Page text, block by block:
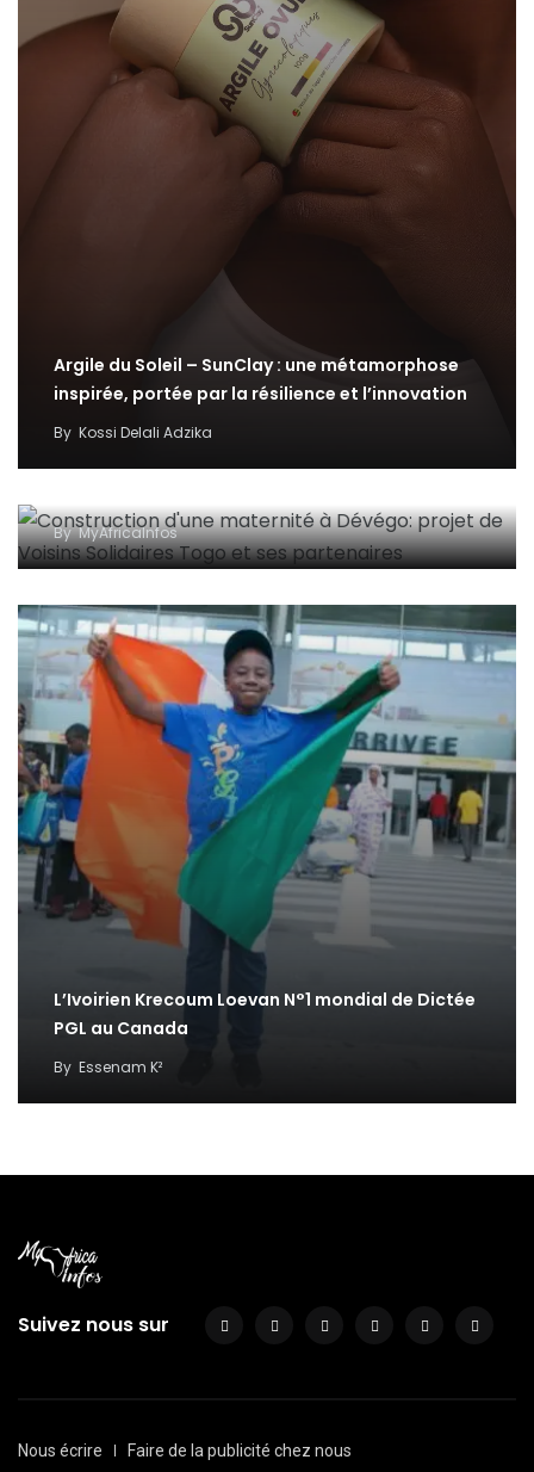
Argile du Soleil – SunClay : une métamorphose
inspirée, portée par la résilience et l’innovation
By Kossi Delali Adzika
Construction d’une maternité à Dévégo: projet
ByMyAfricaInfos
L’Ivoirien Krecoum Loevan N°1 mondial de Dictée
PGL au Canada
By Essenam K²
Suivez nous sur
Nous écrire Faire de la publicité chez nous